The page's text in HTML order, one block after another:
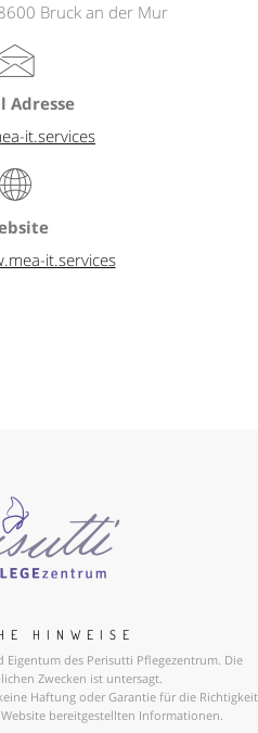
Bruck an der Mur
Adresse
it.services
it.services
HINWEISE
des Perisutti Pflegezentrum. Die
Zwecken ist untersagt.
Haftung oder Garantie für die Richtigkeit
bereitgestellten Informationen.